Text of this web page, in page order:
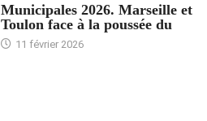
Municipales 2026. Marseille et
Toulon face à la poussée du
11 février 2026